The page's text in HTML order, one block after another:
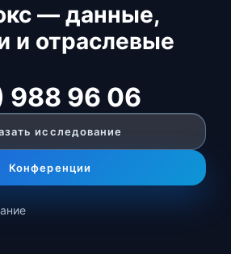
— данные,
и отраслевые
988 96 06
исследование
Конференции